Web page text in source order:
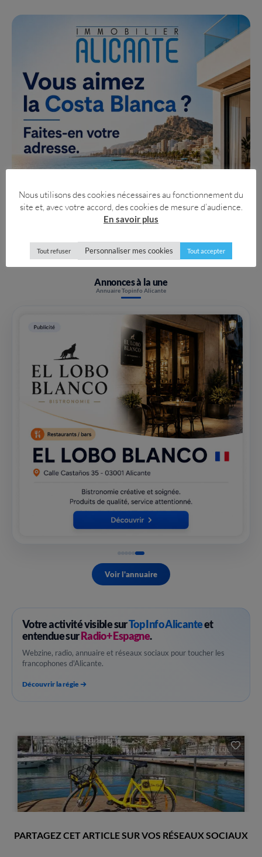
Annonces à la une
Annuaire Topinfo Alicante
Voir l'annuaire
Votre activité visible surTop Info Alicanteet
entendue surRadio+ Espagne.
Webzine, radio, annuaire et réseaux sociaux pour toucher les
francophones d'Alicante.
Découvrir la régie
PARTAGEZ CET ARTICLE SUR VOS RÉSEAUX SOCIAUX
Nous utilisons des cookies nécessaires au fonctionnement du
site et, avec votre accord, des cookies de mesure d’audience.
En savoir plus
Tout refuser Personnaliser mes cookies Tout accepter